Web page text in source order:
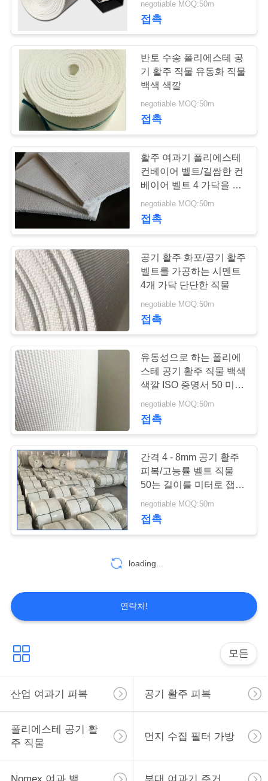
주
인
용
문
을
요
구
하
세
요
사
이
트
맵
PRIVACY
POLICY
Nomex 여과 백
부대 여과기 주거
37
미크론 필터 가방
25
주름을 잡은 필터 카
트리지
HEPA에 의하여 주
름을 잡는 여과기
39
스크린 인쇄 메시
26
negotiable MOQ:50m
접촉
반토 수송 폴리에스테 공
기 활주 직물 유동화 직물
백색 색깔
negotiable MOQ:50m
접촉
활주 여과기 폴리에스테
컨베이어 벨트/길쌈한 컨
베이어 벨트 4 가닥을 4 -
8mm 간격 바람쐬십시오
negotiable MOQ:50m
접촉
공기 활주 화포/공기 활주
벨트를 가공하는 시멘트
4개 가닥 단단한 직물
negotiable MOQ:50m
접촉
유동성으로 하는 폴리에
스테 공기 활주 직물 백색
색깔 ISO 증명서 50 미터
negotiable MOQ:50m
접촉
간격 4 - 8mm 공기 활주
피복/고능률 벨트 직물
50는 길이를 미터로 잽니
negotiable MOQ:50m
접촉
loading...
연락처!
모든
산업 여과기 피복 공기 활주 피복
폴리에스테 공기 활
주 직물
먼지 수집 필터 가방